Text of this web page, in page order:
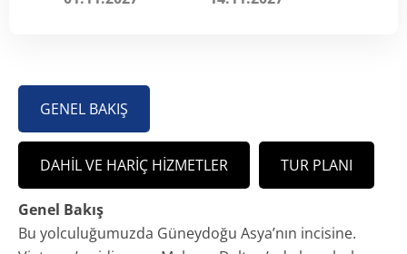
GENEL BAKIŞ
DAHIL VE HARIÇ HIZMETLER TUR PLANI
Genel Bakış
Bu yolculuğumuzda Güneydoğu Asya’nın incisine.